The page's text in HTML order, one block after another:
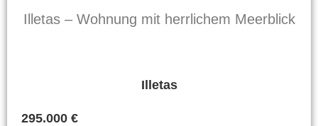
Illetas – Wohnung mit herrlichem Meerblick
Illetas
295.000 €